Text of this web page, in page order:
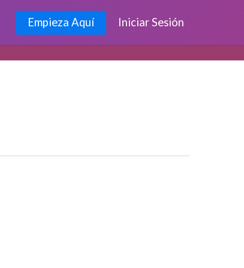
Empieza Aquí Iniciar Sesión